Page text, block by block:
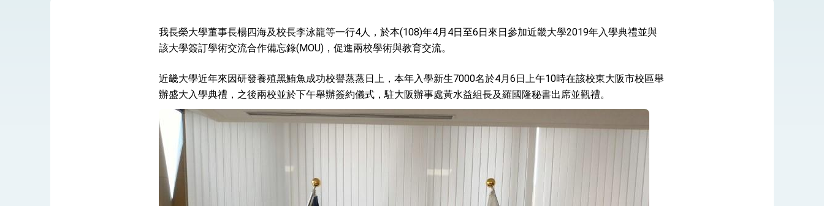
總統接受「法新社」（AFP）專訪內容
外交部長林佳龍於《外交事務》撰文指出：自由世界 需要台灣，團結合作方能守護繁榮
外交部長林佳龍出席《台灣光華雜誌》50週年慶「見證蛻變，分享世界的光華」開幕式，期許數位轉 型迎向下個50年
總統主持「台美經濟繁榮夥伴對話」記者會 說明臺美合作三大戰略方向 盼與民主夥伴共同引領 下一個世代的繁榮
外交部長林佳龍接受印尼「時代雜誌」專訪，闡述印太安全局勢，籲深化台印尼半導體供應鏈合作
副總統接見美參議員蓋耶哥 強調美國是臺灣重要合作夥伴
外交部長林佳龍午宴歡迎美國聯邦參議員蓋耶哥訪問團
我長榮大學董事長楊四海及校長李泳龍等一行4人，於本(108)年4月4日至6日來日參加近畿大學2019年入學典禮並與
該大學簽訂學術交流合作備忘錄(MOU)，促進兩校學術與教育交流。
近畿大學近年來因研發養殖黑鮪魚成功校譽蒸蒸日上，本年入學新生7000名於4月6日上午10時在該校東大阪市校區舉
辦盛大入學典禮，之後兩校並於下午舉辦簽約儀式，駐大阪辦事處黃水益組長及羅國隆秘書出席並觀禮。